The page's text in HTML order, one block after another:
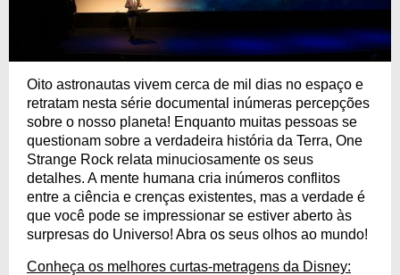
Oito astronautas vivem cerca de mil dias no espaço e
retratam nesta série documental inúmeras percepções
sobre o nosso planeta! Enquanto muitas pessoas se
questionam sobre a verdadeira história da Terra, One
Strange Rock relata minuciosamente os seus
detalhes. A mente humana cria inúmeros conflitos
entre a ciência e crenças existentes, mas a verdade é
que você pode se impressionar se estiver aberto às
surpresas do Universo! Abra os seus olhos ao mundo!
Conheça os melhores curtas-metragens da Disney: